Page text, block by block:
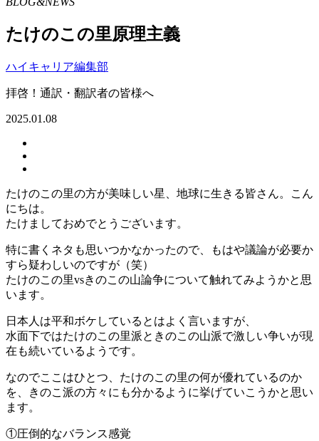
たけのこの里原理主義
ハイキャリア編集部
拝啓！通訳・翻訳者の皆様へ
2025.01.08
たけのこの里の方が美味しい星、地球に生きる皆さん。こん
にちは。
たけましておめでとうございます。
特に書くネタも思いつかなかったので、もはや議論が必要か
すら疑わしいのですが（笑）
たけのこの里vsきのこの山論争について触れてみようかと思
います。
日本人は平和ボケしているとはよく言いますが、
水面下ではたけのこの里派ときのこの山派で激しい争いが現
在も続いているようです。
なのでここはひとつ、たけのこの里の何が優れているのか
を、きのこ派の方々にも分かるように挙げていこうかと思い
ます。
①圧倒的なバランス感覚